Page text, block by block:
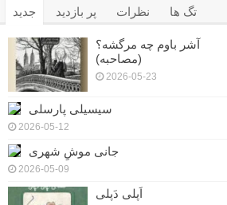
جدید پر بازدید نظرات تگ ها
آشر باوم چه مرگشه؟
(مصاحبه)
2026-05-23
سیسیلی پارسلی
2026-05-12
جانی موشِ شهری
2026-05-09
اَپلی دَپلی